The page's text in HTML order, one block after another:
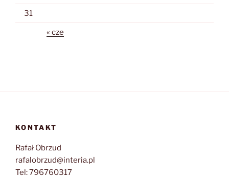
31
« cze
KONTAKT
Rafał Obrzud
rafalobrzud@interia.pl
Tel: 796760317